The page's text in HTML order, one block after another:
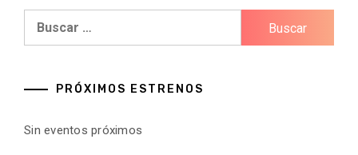
PRÓXIMOS ESTRENOS
Sin eventos próximos